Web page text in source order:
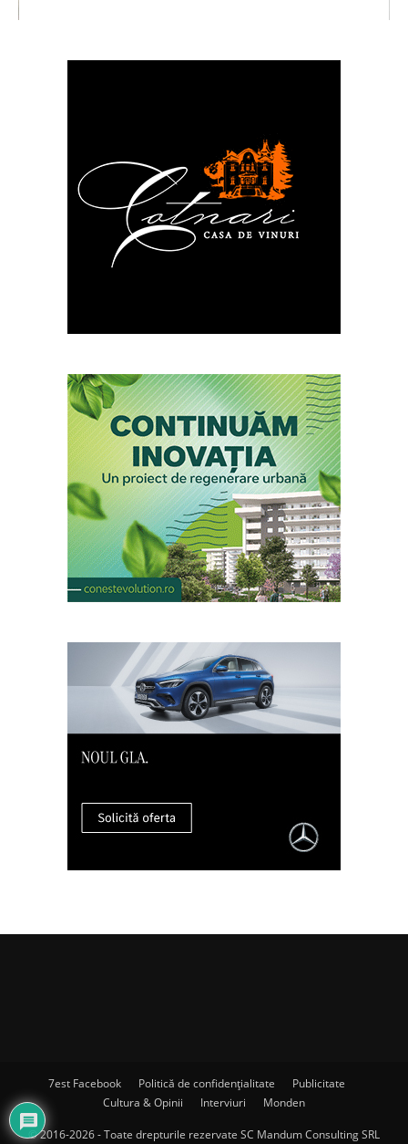
7est Facebook Politică de confidențialitate
Publicitate
Cultura & Opinii
Interviuri Monden
© 2016-2026 - Toate drepturile rezervate SC Mandum Consulting SRL